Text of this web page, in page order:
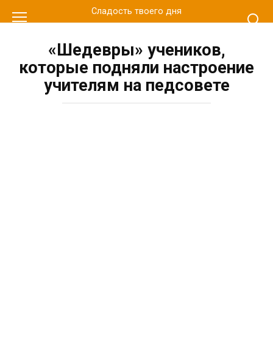
к
Сладость твоего дня
«Шедевры» учеников,
которые подняли настроение
учителям на педсовете